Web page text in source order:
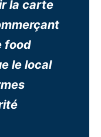
la carte
food
le local